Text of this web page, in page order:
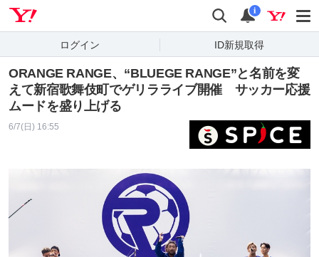
検索 通知
i
ログイン ID新規取得
ORANGE RANGE、“BLUEGE RANGE”と名前を変
えて新宿歌舞伎町でゲリラライブ開催 サッカー応援
ムードを盛り上げる
6/7(日) 16:55